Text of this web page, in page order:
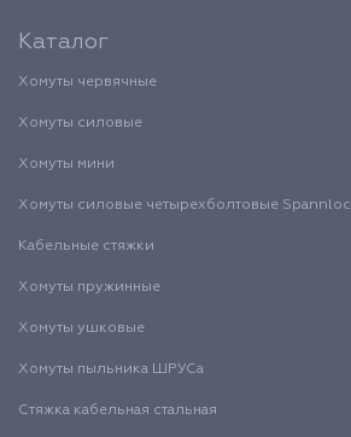
Каталог
Хомуты червячные
Хомуты силовые
Хомуты мини
Хомуты силовые четырехболтовые Spannloc
Кабельные стяжки
Хомуты пружинные
Хомуты ушковые
Хомуты пыльника ШРУСа
Стяжка кабельная стальная